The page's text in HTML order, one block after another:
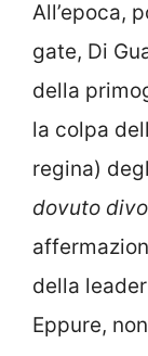
All’epoca,
gate, Di
della
la colpa
regina)
dovuto
della
Eppure,